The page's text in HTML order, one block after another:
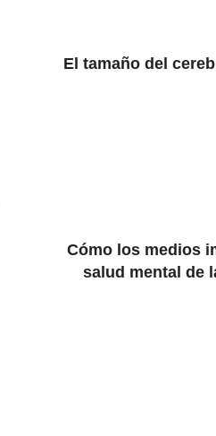
El tamaño del
Cómo los medios
salud mental de